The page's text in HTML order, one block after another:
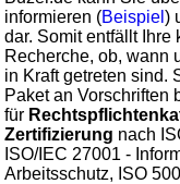
informieren (Beispiel)
dar. Somit entfällt
Recherche, ob, wann
in Kraft getreten sind.
Paket an Vorschriften
für
Zertifizierung nach
ISO/IEC 27001 -
Arbeitsschutz, ISO